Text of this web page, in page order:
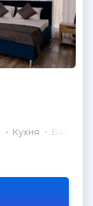
Кухня
Балкон